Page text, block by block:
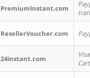
PremiumInstant.com
ResellerVoucher.com
24instant.com